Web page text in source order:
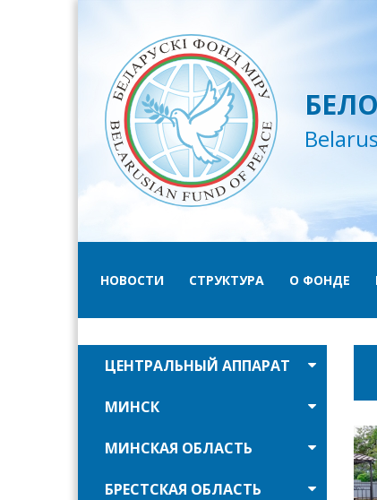
НОВОСТИ СТРУКТУРА О ФОНДЕ
ЦЕНТРАЛЬНЫЙ АППАРАТ
МИНСК
МИНСКАЯ ОБЛАСТЬ
БРЕСТСКАЯ ОБЛАСТЬ